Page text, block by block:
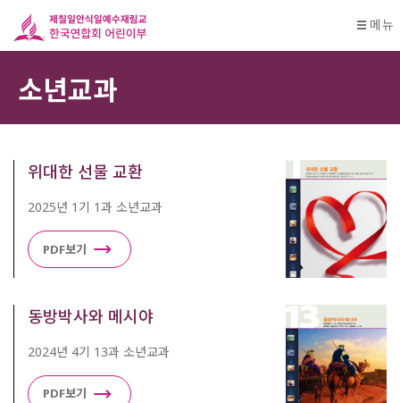
메뉴
소년교과
위대한 선물 교환
2025년 1기 1과 소년교과
PDF보기
동방박사와 메시야
2024년 4기 13과 소년교과
PDF보기